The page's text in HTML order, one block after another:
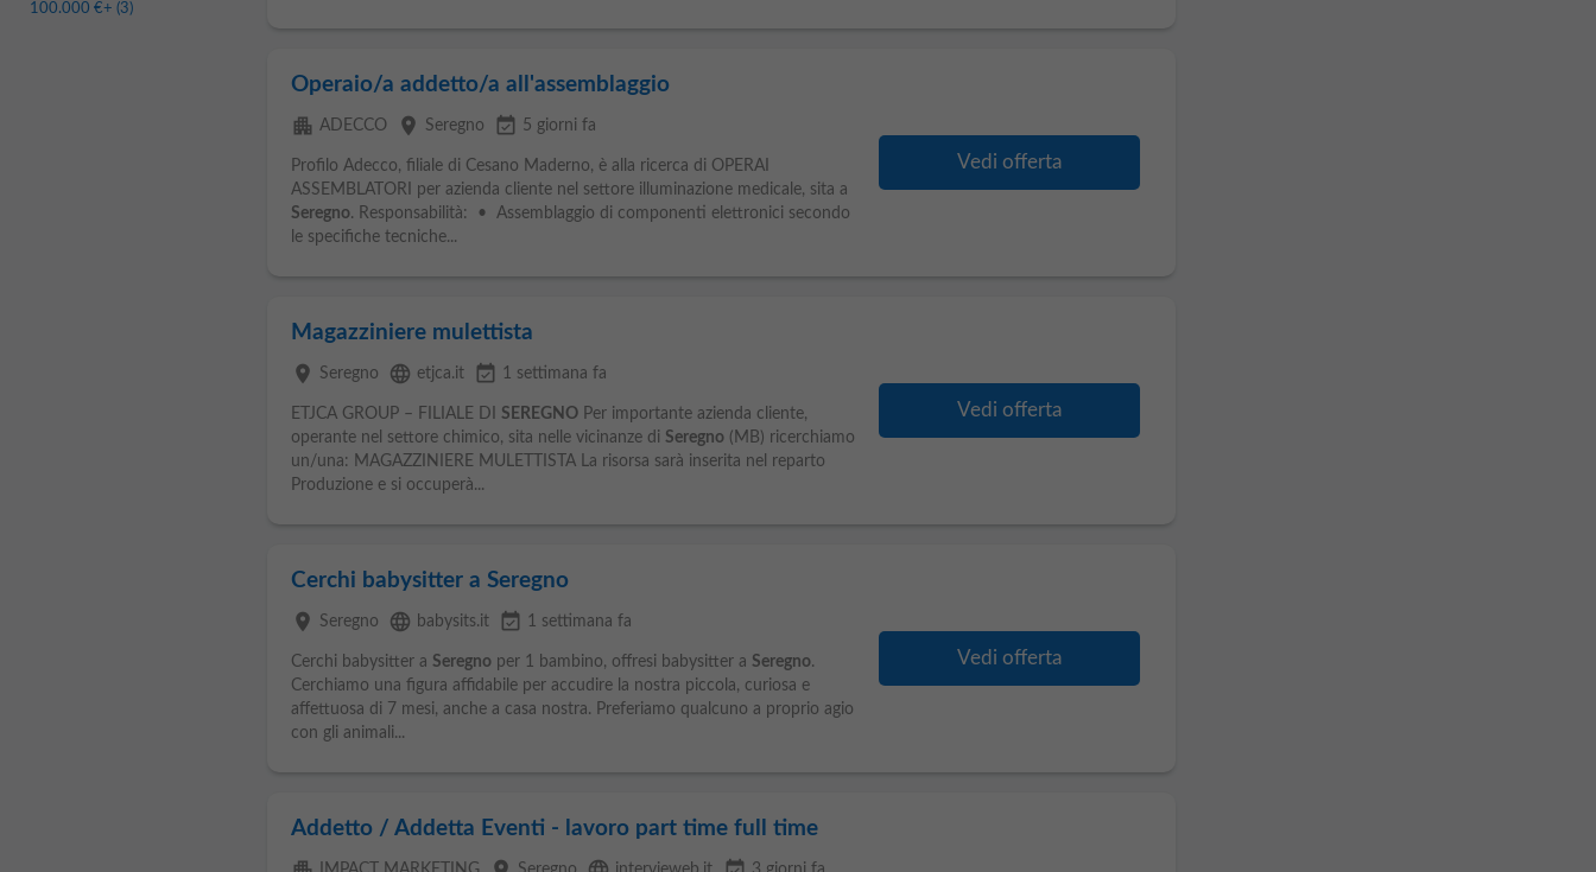
100.000 €+ (3)
Operaio/a addetto/a all'assemblaggio
apartment ADECCO place Seregno event_available 5 giorni fa
Profilo Adecco, filiale di Cesano Maderno, è alla ricerca di OPERAI
ASSEMBLATORI per azienda cliente nel settore illuminazione medicale, sita a
Seregno. Responsabilità: • Assemblaggio di componenti elettronici secondo
le specifiche tecniche...
Vedi offerta
Magazziniere mulettista
place Seregno language etjca.it event_available 1 settimana fa
ETJCA GROUP – FILIALE DI SEREGNOPer importante azienda cliente,
operante nel settore chimico, sita nelle vicinanze di Seregno(MB) ricerchiamo
un/una: MAGAZZINIERE MULETTISTA La risorsa sarà inserita nel reparto
Produzione e si occuperà...
Vedi offerta
Cerchi babysitter a Seregno
place Seregno language babysits.it event_available 1 settimana fa
Cerchi babysitter a Seregnoper 1 bambino, offresi babysitter a Seregno.
Cerchiamo una figura affidabile per accudire la nostra piccola, curiosa e
affettuosa di 7 mesi, anche a casa nostra. Preferiamo qualcuno a proprio agio
con gli animali...
Vedi offerta
Addetto / Addetta Eventi - lavoro part time full time